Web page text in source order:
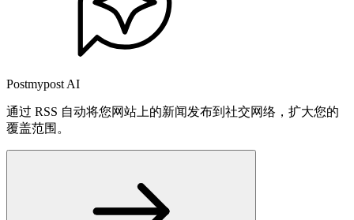
Postmypost AI
通过 RSS 自动将您网站上的新闻发布到社交网络，扩大您的
覆盖范围。